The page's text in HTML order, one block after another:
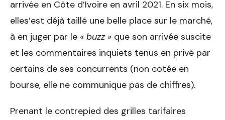
arrivée en Côte d’Ivoire en avril 2021. En six mois,
elles’est déjà taillé une belle place sur le marché,
à en juger par le « buzz » que son arrivée suscite
et les commentaires inquiets tenus en privé par
certains de ses concurrents (non cotée en
bourse, elle ne communique pas de chiffres).
Prenant le contrepied des grilles tarifaires